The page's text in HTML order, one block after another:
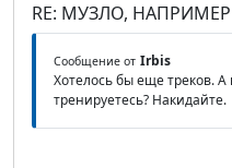
RE: МУЗЛО, НАПРИМЕР
Сообщение от Irbis
Хотелось бы еще треков.
тренируетесь? Накидайте.